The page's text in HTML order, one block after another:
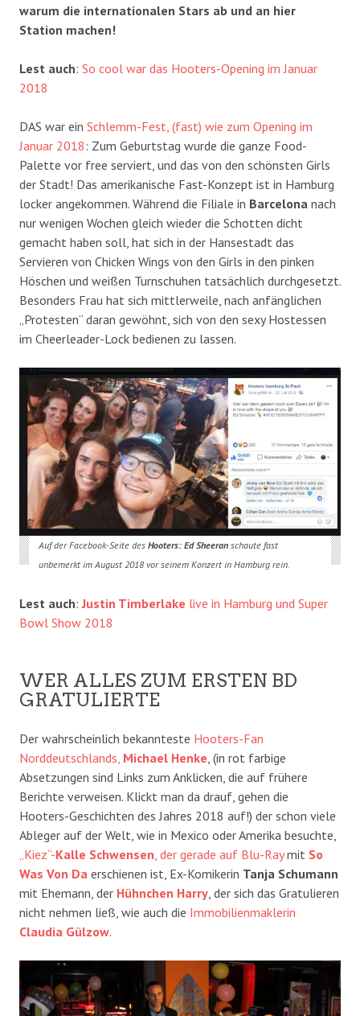
warum die internationalen Stars ab und an hier
Station machen!
Lest auch: So cool war das Hooters-Opening im Januar
2018
DAS war ein Schlemm-Fest, (fast) wie zum Opening im
Januar 2018: Zum Geburtstag wurde die ganze Food-
Palette vor free serviert, und das von den schönsten Girls
der Stadt! Das amerikanische Fast-Konzept ist in Hamburg
locker angekommen. Während die Filiale in Barcelona nach
nur wenigen Wochen gleich wieder die Schotten dicht
gemacht haben soll, hat sich in der Hansestadt das
Servieren von Chicken Wings von den Girls in den pinken
Höschen und weißen Turnschuhen tatsächlich durchgesetzt.
Besonders Frau hat sich mittlerweile, nach anfänglichen
„Protesten“ daran gewöhnt, sich von den sexy Hostessen
im Cheerleader-Lock bedienen zu lassen.
Auf der Facebook-Seite des Hooters: Ed Sheeranschaute fast
unbemerkt im August 2018 vor seinem Konzert in Hamburg rein.
Lest auch:Justin Timberlake live in Hamburg und Super
Bowl Show 2018
WER ALLES ZUM ERSTEN BD
GRATULIERTE
Der wahrscheinlich bekannteste Hooters-Fan
Norddeutschlands, Michael Henke, (in rot farbige
Absetzungen sind Links zum Anklicken, die auf frühere
Berichte verweisen. Klickt man da drauf, gehen die
Hooters-Geschichten des Jahres 2018 auf!) der schon viele
Ableger auf der Welt, wie in Mexico oder Amerika besuchte,
„Kiez“-Kalle Schwensen, der gerade auf Blu-Raymit So
Was Von Da erschienen ist, Ex-Komikerin Tanja Schumann
mit Ehemann, der Hühnchen Harry, der sich das Gratulieren
nicht nehmen ließ, wie auch die Immobilienmaklerin
Claudia Gülzow.